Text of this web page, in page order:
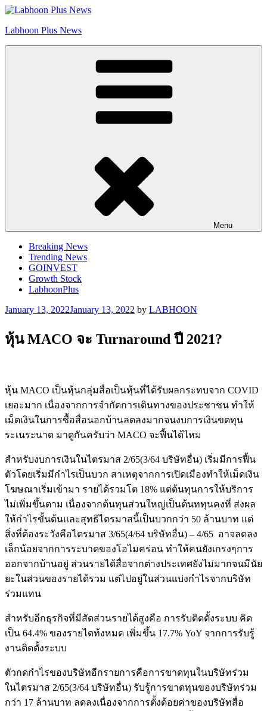
Skip
content
Labhoon Plus News
Menu
Breaking News
Trending News
GOINVEST
Growth Stock
LabhoonPlus
Posted
January 13, 2022January 13, 2022 by LABHOON
หุ้น MACO จะ Turnaround ปี 2021?
หุ้น MACO เป็นหุ้นกลุ่มสื่อเป็นหุ้นที่ได้รับผลกระทบจาก COVID
เยอะมาก เนื่องจากการจำกัดการเดินทางของประชาชน ทำให้
เม็ดเงินในการซื้อสื่อนอกบ้านลดลงมากจนงบการเงินขดทุน
ระเนระนาด มาดูกันครับว่า MACO จะฟื้นได้ไหม
สำหรับงบการเงินในไตรมาส 2/65(3/64 บริษัทอื่น) เริ่มมีการฟื้น
ตัวโดยเริ่มมีกำไรเป็นบวก สาเหตุจากการเปิดเมืองทำให้เม็ดเงิน
โฆษณาเริ่มเข้ามา รายได้รวมโต 18% แต่ต้นทุนการให้บริการ
ไม่เพิ่มขึ้นตาม เนื่องจากต้นทุนส่วนใหญ่เป็นต้นททุนคงที่ ส่งผล
ให้กำไรขั้นต้นและสุทธิไตรมาสนี้เป็นบวกกว่า 50 ล้านบาท แต่
สิ่งที่ต้องระวังคือไตรมาส 3/65(4/64 บริษัทอื่น) – 4/65 อาจลดลง
เล็กน้อยจากการระบาดของโอไมคร่อน ทำให้คนยังเกรงๆการ
ออกจากบ้านอยู่ ส่วนรายได้สื่อจากต่างประเทศยังไม่มากจนมีนัย
ยะในส่วนของรายได้รวม แต่ไปอยู่ในส่วนแบ่งกำไรจากบริษัท
ร่วมแทน
สำหรับอีกธุรกิจที่มีสัดส่วนรายได้สูงคือ การรับติดตั้งระบบ คิด
เป็น 64.4% ของรายไดท้งหมด เพิ่มขึ้น 17.7% YoY จากการรับรู้
งานติดตั้งระบบ
ตัวกดกำไรของบริษัทอีกรายการคือการขาดทุนในบริษัทร่วม
ในไตรมาส 2/65(3/64 บริษัทอื่น) รับรู้การขาดทุนของบริษัทร่วม
กว่า 17 ล้านบาท ลดลงเนื่องจากการตั้งด้อยค่าของบริษัทสื่อ